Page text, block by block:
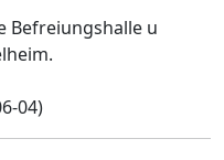
Befreiungshalle u
04)